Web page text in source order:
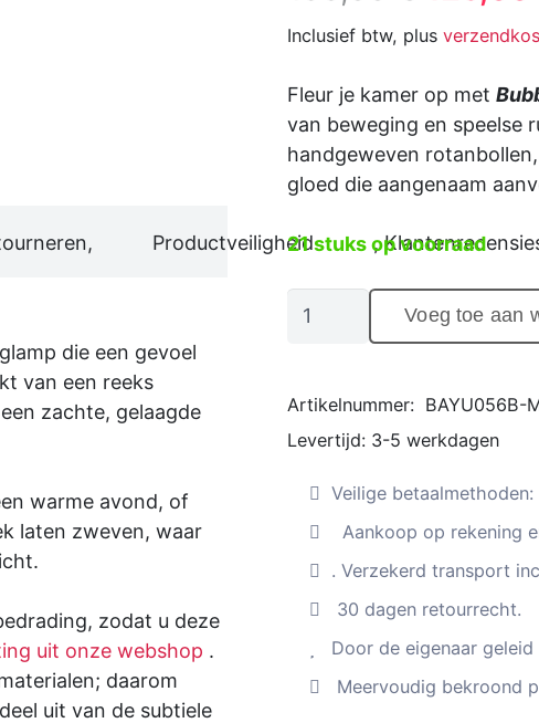
Productveiligheid ,
die een gevoel
van een reeks
zachte, gelaagde
warme avond, of
laten zweven, waar
zodat u deze
uit onze webshop .
daarom
uit van de subtiele
prijs
was:
Inclusief btw, plus
Fleur je kamer op met
van beweging en speelse
handgeweven
gloed die aangenaam
21 stuks op voorraad
Hanglamp
(zwart)
Aantal
Voeg toe aan
Artikelnummer: BAYU056B-
Levertijd: 3-5 werkdagen
Veilige betaalmethoden:
Aankoop op rekening
. Verzekerd transport
30 dagen retourrecht.
Door de eigenaar
Meervoudig bekroond